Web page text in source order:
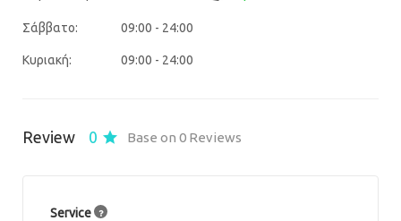
Σάββατο: 09:00 - 24:00
Κυριακή: 09:00 - 24:00
Review 0 Base on 0 Reviews
Service